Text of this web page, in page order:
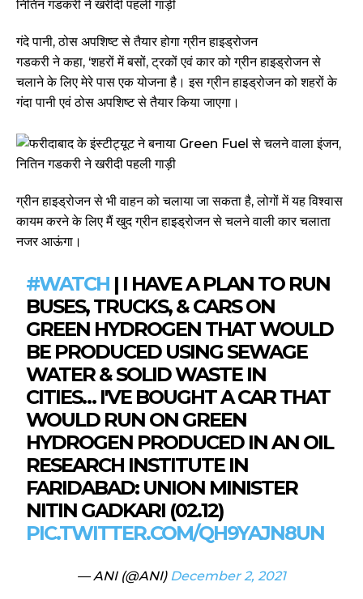
गंदे पानी, ठोस अपशिष्ट से तैयार होगा ग्रीन हाइड्रोजन
गडकरी ने कहा, ‘शहरों में बसों, ट्रकों एवं कार को ग्रीन हाइड्रोजन से
चलाने के लिए मेरे पास एक योजना है। इस ग्रीन हाइड्रोजन को शहरों के
गंदा पानी एवं ठोस अपशिष्ट से तैयार किया जाएगा।
ग्रीन हाइड्रोजन से भी वाहन को चलाया जा सकता है, लोगों में यह विश्वास
कायम करने के लिए मैं खुद ग्रीन हाइड्रोजन से चलने वाली कार चलाता
नजर आऊंगा।
#WATCH | I HAVE A PLAN TO RUN
BUSES, TRUCKS, & CARS ON
GREEN HYDROGEN THAT WOULD
BE PRODUCED USING SEWAGE
WATER & SOLID WASTE IN
CITIES… I'VE BOUGHT A CAR THAT
WOULD RUN ON GREEN
HYDROGEN PRODUCED IN AN OIL
RESEARCH INSTITUTE IN
FARIDABAD: UNION MINISTER
NITIN GADKARI (02.12)
PIC.TWITTER.COM/QH9YAJN8UN
— ANI (@ANI) December 2, 2021